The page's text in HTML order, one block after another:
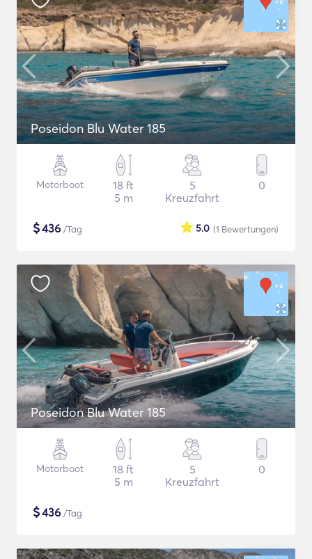
Poseidon Blu Water 185
Motorboot
18 ft
5 m
5
Kreuzfahrt
0
$436 /Tag (1 Bewertungen)
5.0
Poseidon Blu Water 185
Motorboot
18 ft
5 m
5
Kreuzfahrt
0
$436 /Tag